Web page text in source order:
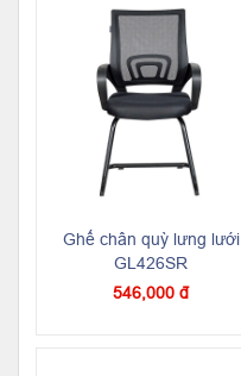
Ghế chân quỳ lưng lưới
GL426SR
546,000 đ